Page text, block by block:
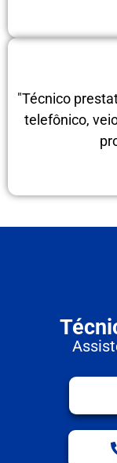
"Técnico
telefônico,